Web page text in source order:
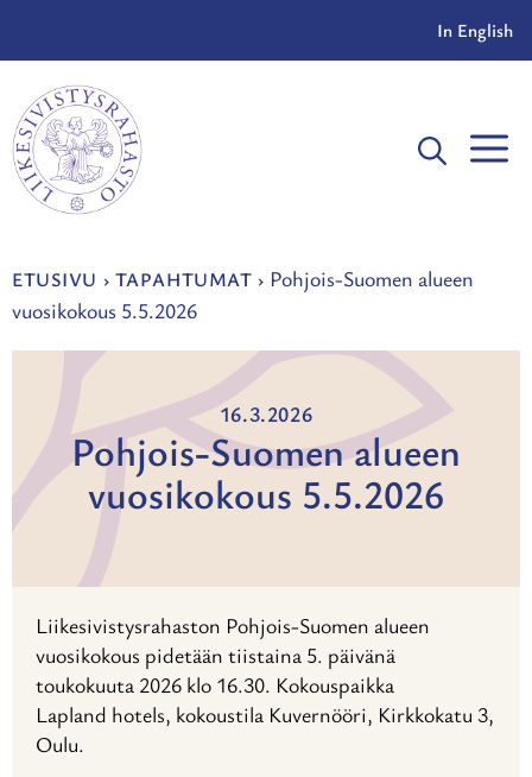
In English
ETUSIVU › TAPAHTUMAT › Pohjois-Suomen alueen
vuosikokous 5.5.2026
16.3.2026
Pohjois-Suomen alueen
vuosikokous 5.5.2026
Liikesivistysrahaston Pohjois-Suomen alueen
vuosikokous pidetään tiistaina 5. päivänä
toukokuuta 2026 klo 16.30. Kokouspaikka
Lapland hotels, kokoustila Kuvernööri, Kirkkokatu 3,
Oulu.